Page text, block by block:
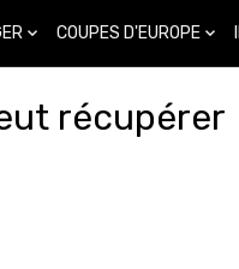
COUPES D'EUROPE
récupérer